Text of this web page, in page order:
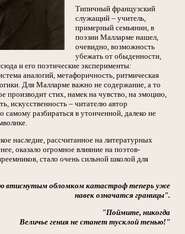
Типичный французский
служащий – учитель,
примерный семьянин, в
поэзии Малларме нашел,
очевидно, возможность
убежать от обыденности,
и его поэтические эксперименты:
аналогий, метафоричность, ритмическая
Для Малларме важно не содержание, а то
производит стих, намек на чувство, на эмоцию,
искусственность – читателю автор
самому разбираться в утонченной, далеко не
наследие, рассчитанное на литературных
оказало огромное влияние на поэтов-
стало очень сильной школой для
втиснутым обломком катастроф теперь уже
навек означатся границы".
"Поймите, никогда
Величье гения не станет тусклой тенью!"